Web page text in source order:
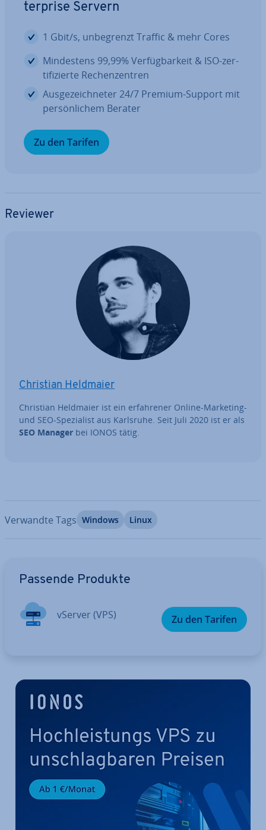
ter­pri­se Servern
1 Gbit/s, un­be­grenzt Traffic & mehr Cores
Min­des­tens 99,99% Ver­füg­bar­keit & ISO-zer­
ti­fi­zier­te Re­chen­zen­tren
Aus­ge­zeich­ne­ter 24/7 Premium-Support mit
per­sön­li­chem Berater
Zu den Tarifen
Reviewer
Christian Heldmaier
Christian Heldmaier ist ein er­fah­re­ner Online-Marketing-
und SEO-Spe­zia­list aus Karlsruhe. Seit Juli 2020 ist er als
SEO Manager bei IONOS tätig.
Verwandte Tags Windows Linux
Passende Produkte
vServer (VPS) Zu den Tarifen